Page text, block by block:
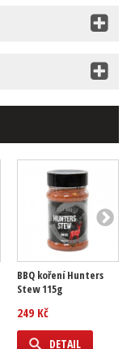
BBQ koření Hunters
Stew 115g
249 Kč
DETAIL